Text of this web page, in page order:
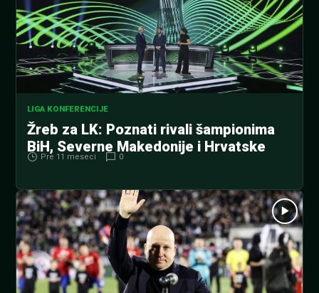
LIGA KONFERENCIJE
Žreb za LK: Poznati rivali šampionima
BiH, Severne Makedonije i Hrvatske
Pre 11 meseci 0